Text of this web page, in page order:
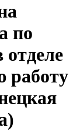
по
отделе
работу